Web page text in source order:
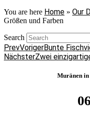
You are here Home » Our
Größen und Farben
Search
PrevVorigerBunte
NächsterZwei
Muränen in